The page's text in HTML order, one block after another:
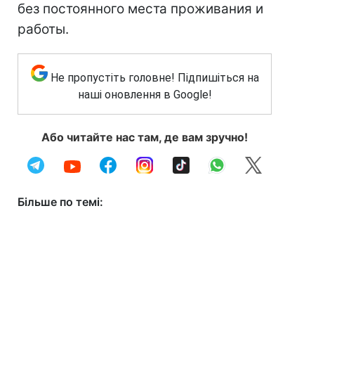
без постоянного места проживания и
работы.
Не пропустіть головне! Підпишіться на
наші оновлення в Google!
Або читайте нас там, де вам зручно!
Більше по темі: